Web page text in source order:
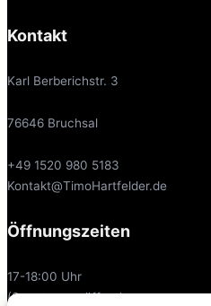
Kontakt
Karl Berberichstr. 3
76646 Bruchsal
+49 1520 980 5183
Kontakt@TimoHartfelder.de
Öffnungszeiten
17-18:00 Uhr
(Sonntags geöffnet)